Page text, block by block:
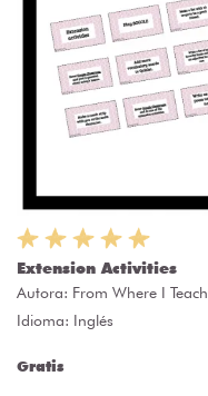
Extension Activities
Autora: From Where I Teach
Idioma: Inglés
Gratis